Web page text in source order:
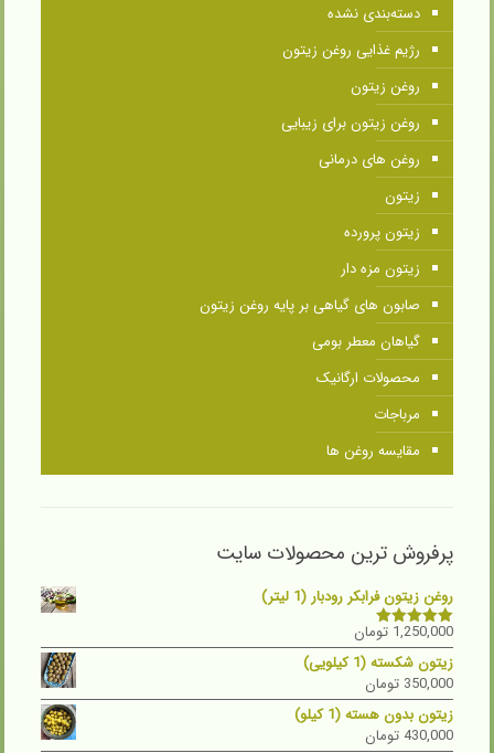
دسته‌بندی نشده
رژیم غذایی روغن زیتون
روغن زیتون
روغن زیتون برای زیبایی
روغن های درمانی
زیتون
زیتون پرورده
زیتون مزه دار
صابون های گیاهی بر پایه روغن زیتون
گیاهان معطر بومی
محصولات ارگانیک
مرباجات
مقایسه روغن ها
پرفروش ترین محصولات سایت
روغن زیتون فرابکر رودبار (1 لیتر)
نمره5.00
از 5
1,250,000 تومان
زیتون شکسته (1 کیلویی)
350,000 تومان
زیتون بدون هسته (1 کیلو)
430,000 تومان